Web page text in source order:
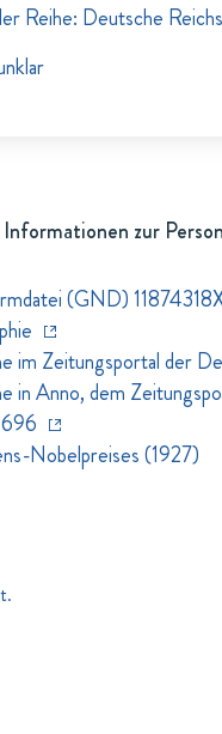
Reihe: Deutsche
zur Person
(GND)
im Zeitungsportal der
in Anno, dem
Nobelpreises (1927)